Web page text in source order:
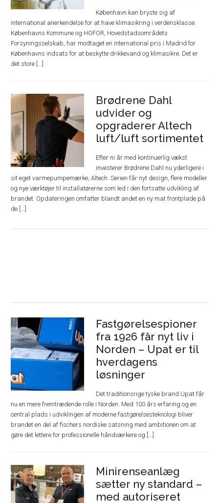
København kan bryste sig af
international anerkendelse for at have klimasikring i verdensklasse.
Københavns Kommune og HOFOR, Hovedstadsområdets
Forsyningsselskab, har modtaget en international pris i Madrid for
Københavns indsats for at beskytte drikkevand og klimasikre. Det er
det store [...]
Brødrene Dahl
udvider og
opgraderer Altech
luft/luft sortimentet
Efter ni år med kontinuerlig vækst
investerer Brødrene Dahl nu yderligere i
sit eget varmepumpemærke, Altech. Serien får nyt design, flere modeller
og nye værktøjer til installatørerne som led i den fortsatte udvikling af
brandet. Opdateringen omfatter blandt andet en ny mat frontplade på
de [...]
Fastgørelsespioner
fra 1926 får nyt liv i
Norden – Upat er til
hverdagens
løsninger
Det traditionsrige tyske brand Upat får
nu en mere fremtrædende rolle i Norden. Med 100 års erfaring og en
central plads i udviklingen af moderne fastgørelsesteknologi bliver
brandet en del af fischers nordiske satsning med ambitionen om at
gøre det lettere for professionelle håndværkere og [...]
Minirenseanlæg
sætter ny standard –
med autoriseret